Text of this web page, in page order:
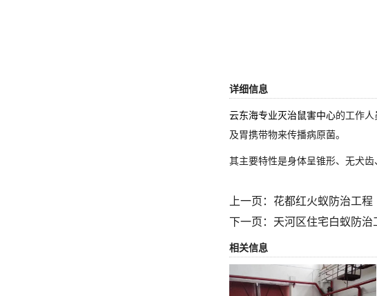
详细信息
云东海专业灭治鼠害中心的工作
及胃携带物来传播病原菌。
其主要特性是身体呈锥形、无犬
上一页： 花都红火蚁防治工程
下一页： 天河区住宅白蚁防治
相关信息